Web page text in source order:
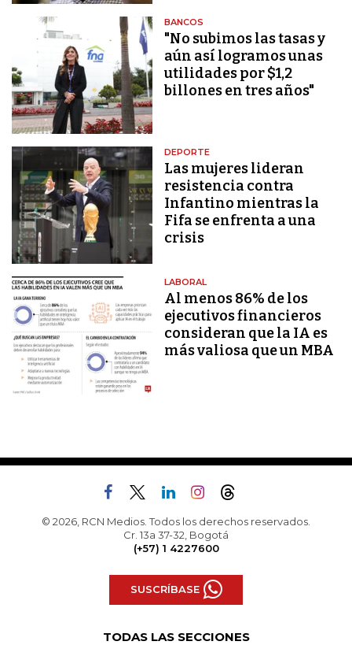
BANCOS
"No subimos las tasas y
aún así logramos unas
utilidades por $1,2
billones en tres años"
DEPORTE
Las mujeres lideran
resistencia contra
Infantino mientras la
Fifa se enfrenta a una
crisis
LABORAL
Al menos 86% de los
ejecutivos financieros
consideran que la IA es
más valiosa que un MBA
© 2026, RCN Medios. Todos los derechos reservados.
Cr. 13a 37-32, Bogotá
(+57) 1 4227600
SUSCRÍBASE
TODAS LAS SECCIONES